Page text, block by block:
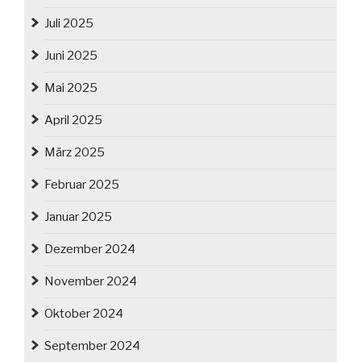
Juli 2025
Juni 2025
Mai 2025
April 2025
März 2025
Februar 2025
Januar 2025
Dezember 2024
November 2024
Oktober 2024
September 2024